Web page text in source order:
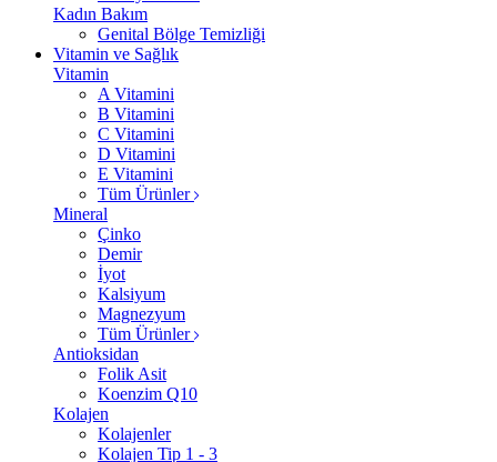
Kadın Bakım
Genital Bölge Temizliği
Vitamin ve Sağlık
Vitamin
A Vitamini
B Vitamini
C Vitamini
D Vitamini
E Vitamini
Tüm Ürünler
Mineral
Çinko
Demir
İyot
Kalsiyum
Magnezyum
Tüm Ürünler
Antioksidan
Folik Asit
Koenzim Q10
Kolajen
Kolajenler
Kolajen Tip 1 - 3